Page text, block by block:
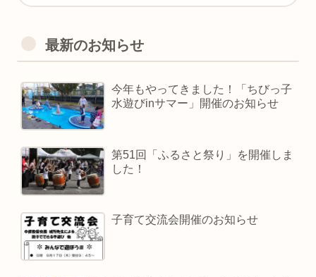
最新のお知らせ
今年もやってきました！「ちびっ子
水遊びinサマー」開催のお知らせ
第51回「ふるさと祭り」を開催しま
した！
子育て交流会開催のお知らせ